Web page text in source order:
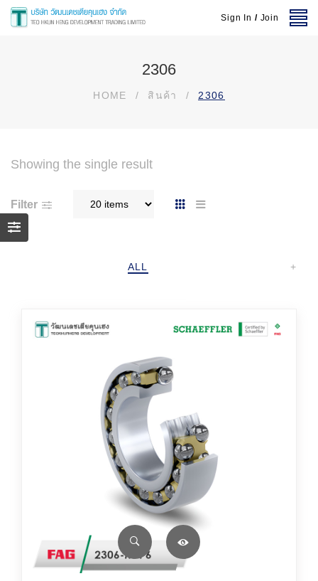
Sign In / Join
2306
HOME / สินค้า / 2306
Showing the single result
Filter
ALL +